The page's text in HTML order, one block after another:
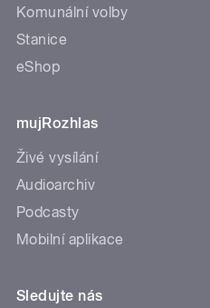
Komunální volby
Stanice
eShop
mujRozhlas
Živé vysílání
Audioarchiv
Podcasty
Mobilní aplikace
Sledujte nás